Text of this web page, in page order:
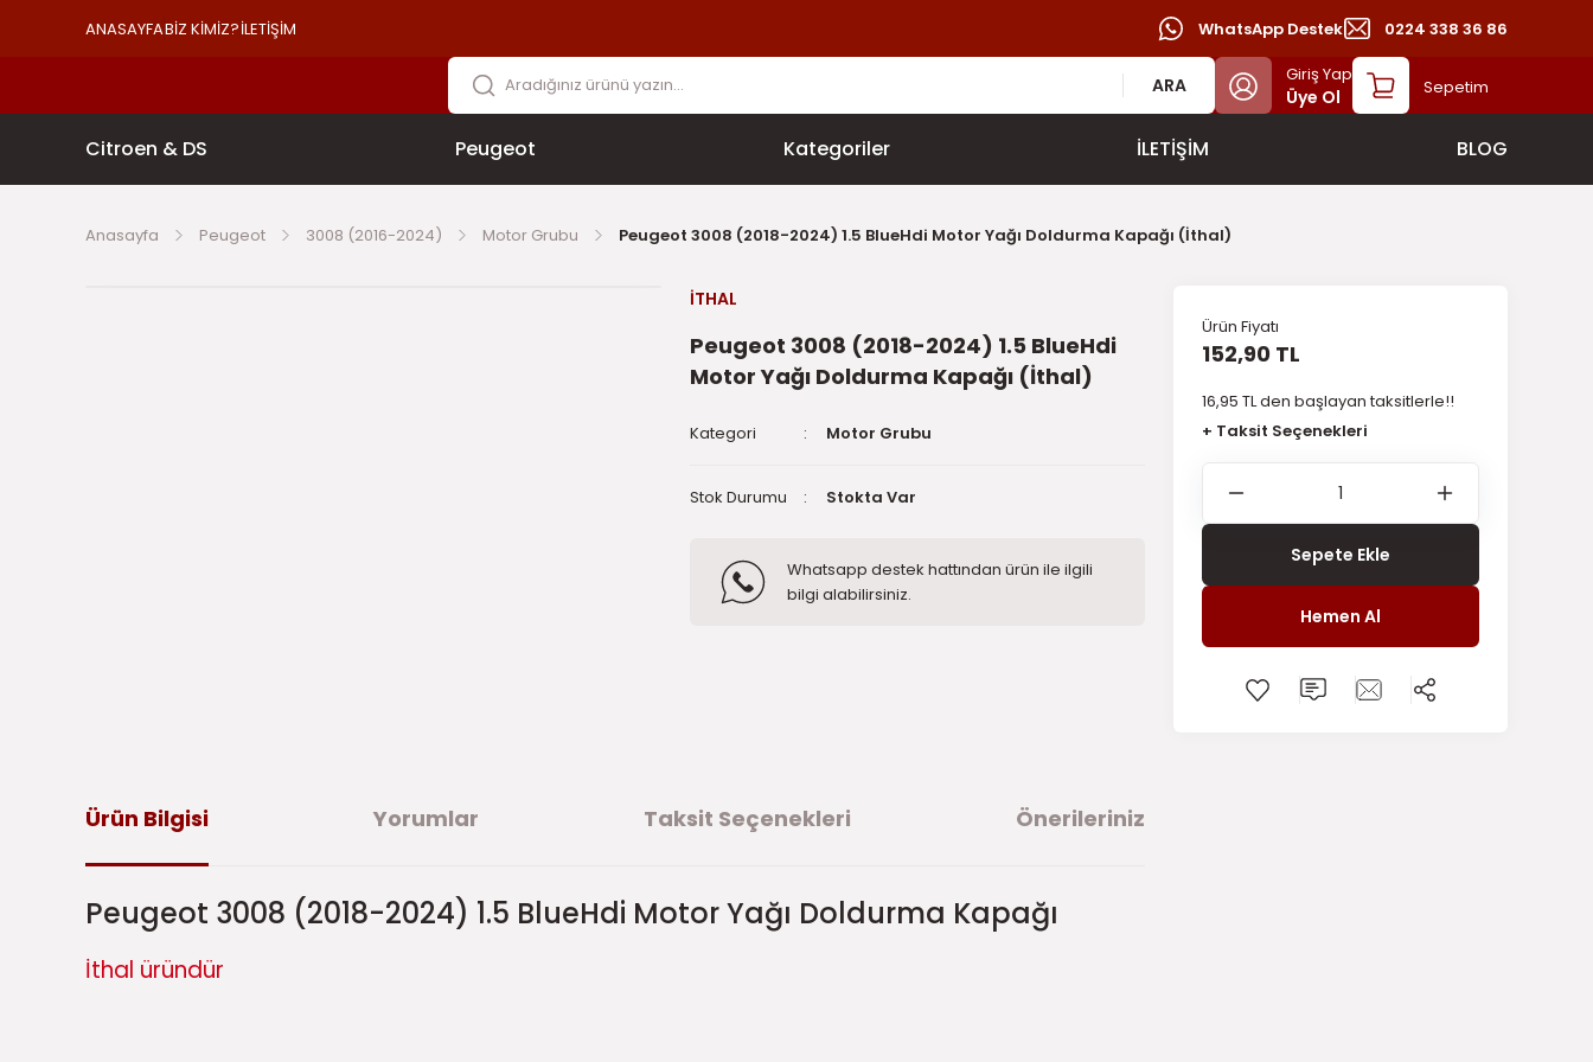
ANASAYFABİZ KİMİZ?İLETİŞİM WhatsApp Destek 0224 338 36 86
ARA Giriş Yap
Üye Ol Sepetim
Citroen & DS Peugeot Kategoriler İLETİŞİM BLOG
Anasayfa Peugeot 3008 (2016-2024) Motor Grubu Peugeot 3008 (2018-2024) 1.5 BlueHdi Motor Yağı Doldurma Kapağı (İthal)
İTHAL
Peugeot 3008 (2018-2024) 1.5 BlueHdi
Motor Yağı Doldurma Kapağı (İthal)
Kategori Motor Grubu
Stok Durumu Stokta Var
Whatsapp destek hattından ürün ile ilgili
bilgi alabilirsiniz.
Ürün Fiyatı
152,90 TL
16,95 TL den başlayan taksitlerle!!
+ Taksit Seçenekleri
Sepete Ekle
Hemen Al
Ürün Bilgisi Yorumlar Taksit Seçenekleri Önerileriniz
Peugeot 3008 (2018-2024) 1.5 BlueHdi Motor Yağı Doldurma Kapağı
İthal üründür